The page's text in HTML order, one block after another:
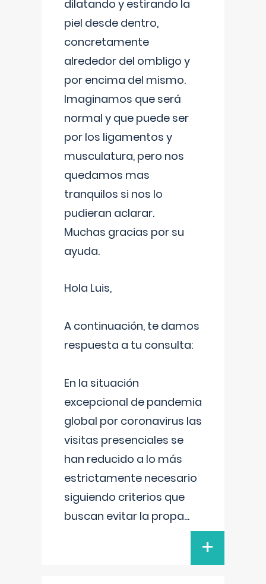
dilatando y estirando la
piel desde dentro,
concretamente
alrededor del ombligo y
por encima del mismo.
Imaginamos que será
normal y que puede ser
por los ligamentos y
musculatura, pero nos
quedamos mas
tranquilos si nos lo
pudieran aclarar.
Muchas gracias por su
ayuda.
Hola Luis,
A continuación, te damos
respuesta a tu consulta:
En la situación
excepcional de pandemia
global por coronavirus las
visitas presenciales se
han reducido a lo más
estrictamente necesario
siguiendo criterios que
buscan evitar la propa...
+